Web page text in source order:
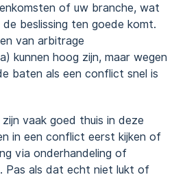
of uw branche, wat
beslissing ten goede komt.
van arbitrage
kunnen hoog zijn, maar wegen
baten als een conflict snel is
vaak goed thuis in deze
in een conflict eerst kijken of
via onderhandeling of
Pas als dat echt niet lukt of